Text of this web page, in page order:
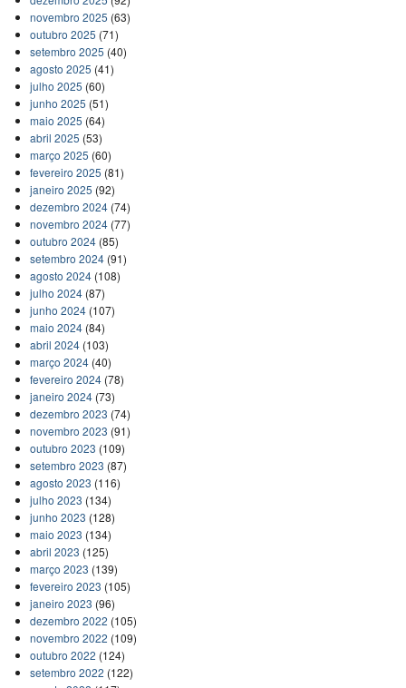
novembro 2025 (63)
outubro 2025 (71)
setembro 2025 (40)
agosto 2025 (41)
julho 2025 (60)
junho 2025 (51)
maio 2025 (64)
abril 2025 (53)
março 2025 (60)
fevereiro 2025 (81)
janeiro 2025 (92)
dezembro 2024(74)
novembro 2024(77)
outubro 2024(85)
setembro 2024(91)
agosto 2024(108)
julho 2024(87)
junho 2024(107)
maio 2024(84)
abril 2024(103)
março 2024(40)
fevereiro 2024(78)
janeiro 2024(73)
dezembro 2023 (74)
novembro 2023 (91)
outubro 2023 (109)
setembro 2023 (87)
agosto 2023 (116)
julho 2023 (134)
junho 2023 (128)
maio 2023 (134)
abril 2023 (125)
março 2023 (139)
fevereiro 2023 (105)
janeiro 2023 (96)
dezembro 2022 (105)
novembro 2022 (109)
outubro 2022 (124)
setembro 2022 (122)